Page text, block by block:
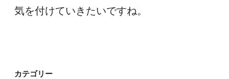
気を付けていきたいですね。
カテゴリー